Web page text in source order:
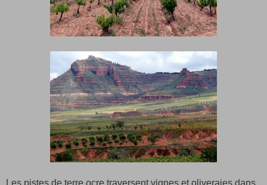
Les pistes de terre ocre traversent vignes et oliveraies dans